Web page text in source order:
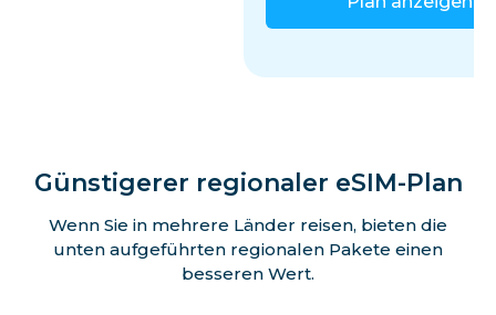
Günstigerer regionaler eSIM-Plan
Wenn Sie in mehrere Länder reisen, bieten die
unten aufgeführten regionalen Pakete einen
besseren Wert.